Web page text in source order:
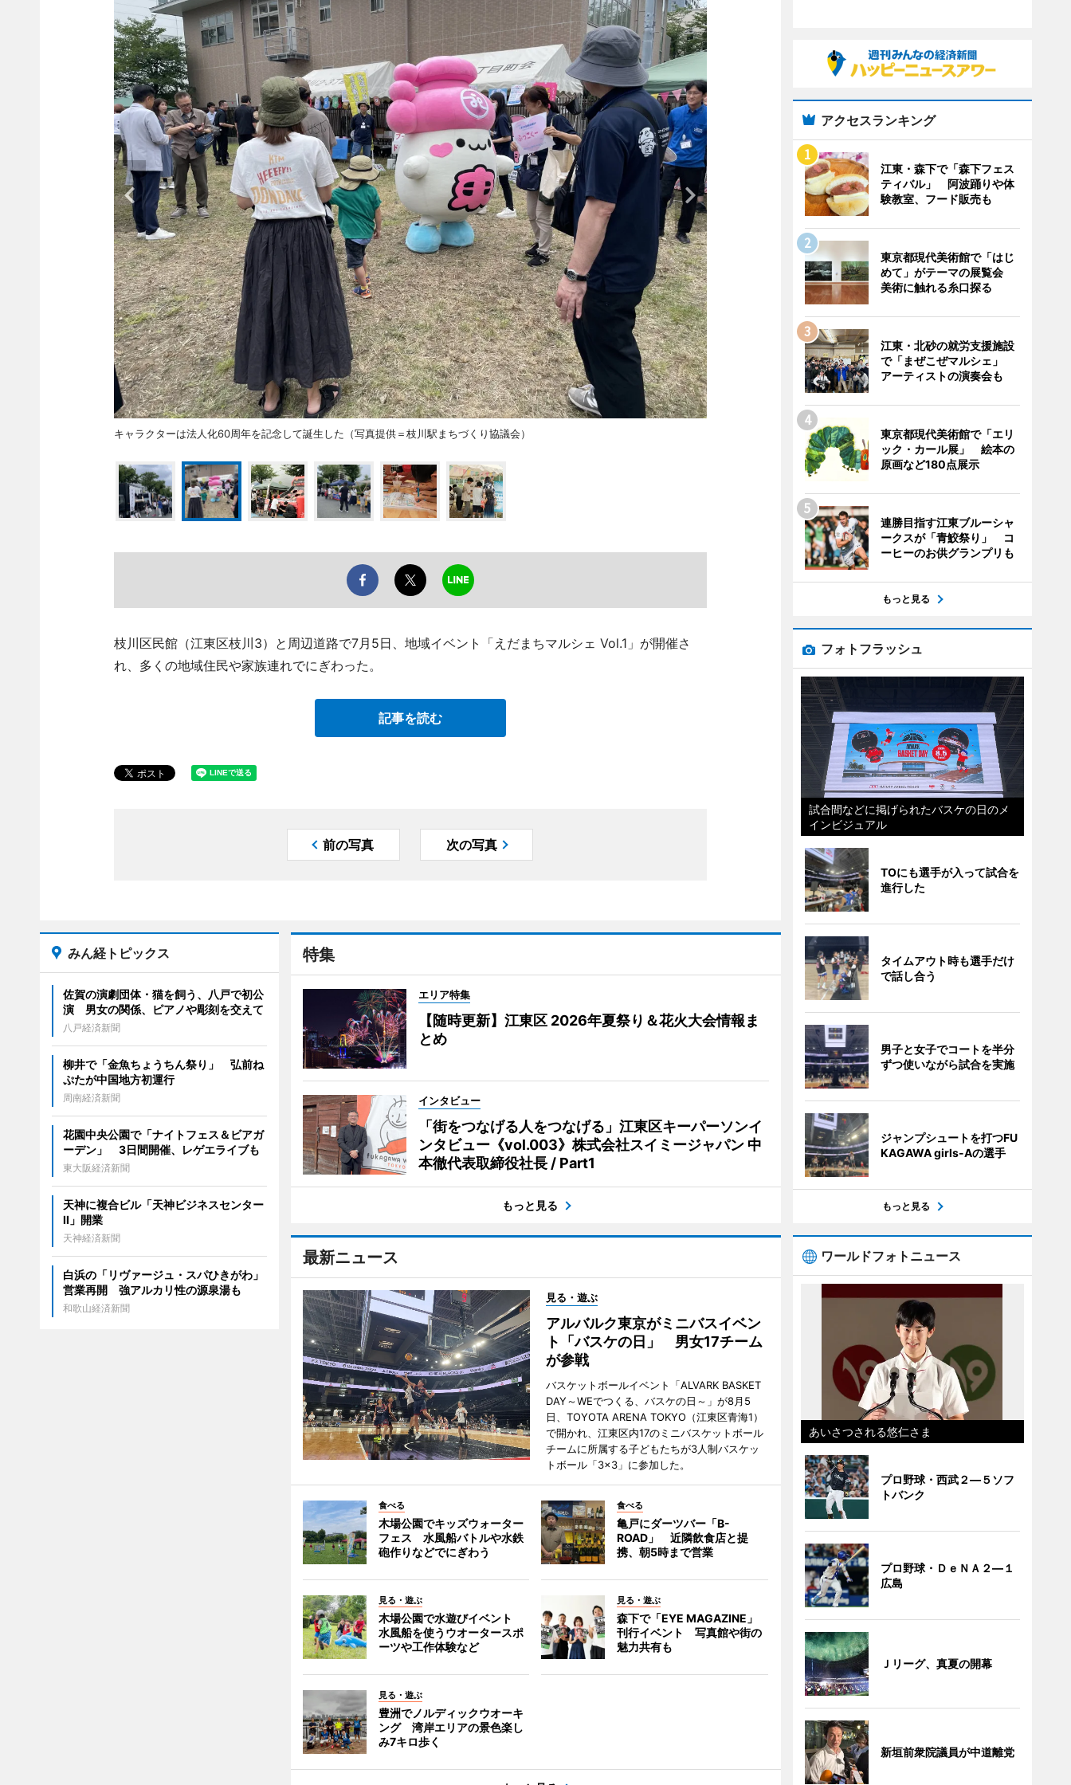
キャラクターは法人化60周年を記念して誕生した（写真提供＝枝川駅まちづくり協議会）
枝川区民館（江東区枝川3）と周辺道路で7月5日、地域イベント「えだまちマルシェ Vol.1」が開催さ
れ、多くの地域住民や家族連れでにぎわった。
記事を読む
前の写真 次の写真
特集
エリア特集
【随時更新】江東区 2026年夏祭り＆花火大会情報ま
とめ
インタビュー
「街をつなげる人をつなげる」江東区キーパーソンイ
ンタビュー《vol.003》株式会社スイミージャパン 中
本徹代表取締役社長 / Part1
もっと見る
最新ニュース
見る・遊ぶ
アルバルク東京がミニバスイベン
ト「バスケの日」 男女17チーム
が参戦
バスケットボールイベント「ALVARK BASKET
DAY～WEでつくる、バスケの日～」が8月5
日、TOYOTA ARENA TOKYO（江東区青海1）
で開かれ、江東区内17のミニバスケットボール
チームに所属する子どもたちが3人制バスケッ
トボール「3×3」に参加した。
食べる
木場公園でキッズウォーター
フェス 水風船バトルや水鉄
砲作りなどでにぎわう
食べる
亀戸にダーツバー「B-
ROAD」 近隣飲食店と提
携、朝5時まで営業
見る・遊ぶ
木場公園で水遊びイベント
水風船を使うウオータースポ
ーツや工作体験など
見る・遊ぶ
森下で「EYE MAGAZINE」
刊行イベント 写真館や街の
魅力共有も
見る・遊ぶ
豊洲でノルディックウオーキ
ング 湾岸エリアの景色楽し
み7キロ歩く
みん経トピックス
佐賀の演劇団体・猫を飼う、八戸で初公
演 男女の関係、ピアノや彫刻を交えて
八戸経済新聞
柳井で「金魚ちょうちん祭り」 弘前ね
ぷたが中国地方初運行
周南経済新聞
花園中央公園で「ナイトフェス＆ビアガ
ーデン」 3日間開催、レゲエライブも
東大阪経済新聞
天神に複合ビル「天神ビジネスセンター
II」開業
天神経済新聞
白浜の「リヴァージュ・スパひきがわ」
営業再開 強アルカリ性の源泉湯も
和歌山経済新聞
アクセスランキング
江東・森下で「森下フェス
ティバル」 阿波踊りや体
験教室、フード販売も
東京都現代美術館で「はじ
めて」がテーマの展覧会
美術に触れる糸口探る
江東・北砂の就労支援施設
で「まぜこぜマルシェ」
アーティストの演奏会も
東京都現代美術館で「エリ
ック・カール展」 絵本の
原画など180点展示
連勝目指す江東ブルーシャ
ークスが「青鮫祭り」 コ
ーヒーのお供グランプリも
もっと見る
フォトフラッシュ
試合間などに掲げられたバスケの日のメ
インビジュアル
TOにも選手が入って試合を
進行した
タイムアウト時も選手だけ
で話し合う
男子と女子でコートを半分
ずつ使いながら試合を実施
ジャンプシュートを打つFU
KAGAWA girls-Aの選手
もっと見る
ワールドフォトニュース
あいさつされる悠仁さま
プロ野球・西武２―５ソフ
トバンク
プロ野球・ＤｅＮＡ２―１
広島
Ｊリーグ、真夏の開幕
新垣前衆院議員が中道離党